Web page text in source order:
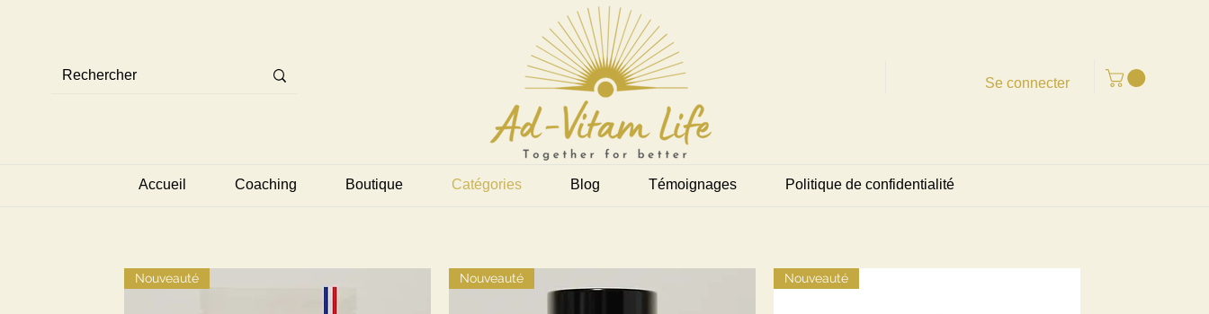
Se connecter
Accueil Coaching Boutique Catégories Blog Témoignages Politique de confidentialité
Nouveauté Nouveauté Nouveauté